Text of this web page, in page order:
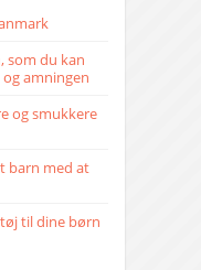
som du kan
amningen
og smukkere
barn med at
til dine børn